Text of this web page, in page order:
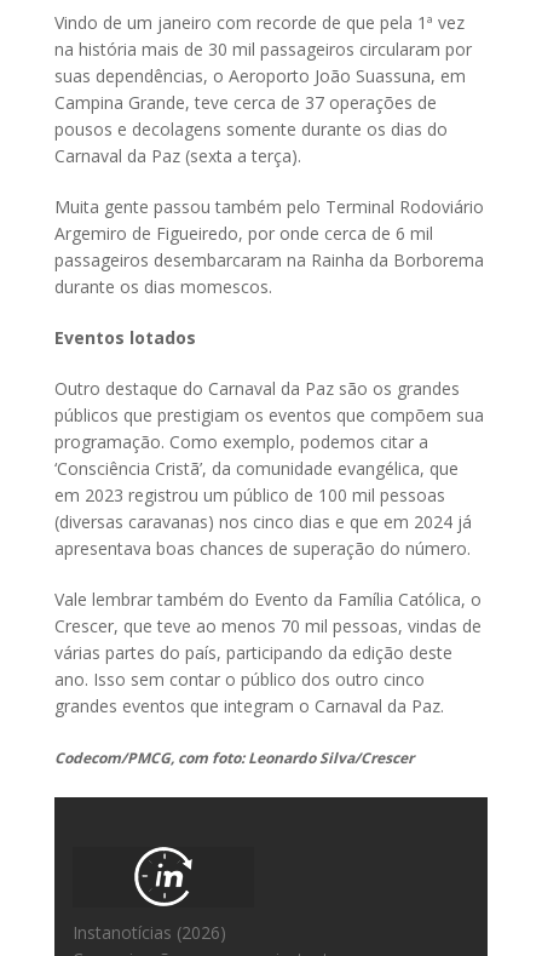
Vindo de um janeiro com recorde de que pela 1ª vez
na história mais de 30 mil passageiros circularam por
suas dependências, o Aeroporto João Suassuna, em
Campina Grande, teve cerca de 37 operações de
pousos e decolagens somente durante os dias do
Carnaval da Paz (sexta a terça).
Muita gente passou também pelo Terminal Rodoviário
Argemiro de Figueiredo, por onde cerca de 6 mil
passageiros desembarcaram na Rainha da Borborema
durante os dias momescos.
Eventos lotados
Outro destaque do Carnaval da Paz são os grandes
públicos que prestigiam os eventos que compõem sua
programação. Como exemplo, podemos citar a
‘Consciência Cristã’, da comunidade evangélica, que
em 2023 registrou um público de 100 mil pessoas
(diversas caravanas) nos cinco dias e que em 2024 já
apresentava boas chances de superação do número.
Vale lembrar também do Evento da Família Católica, o
Crescer, que teve ao menos 70 mil pessoas, vindas de
várias partes do país, participando da edição deste
ano. Isso sem contar o público dos outro cinco
grandes eventos que integram o Carnaval da Paz.
Codecom/PMCG, com foto: Leonardo Silva/Crescer
Instanotícias (2026)